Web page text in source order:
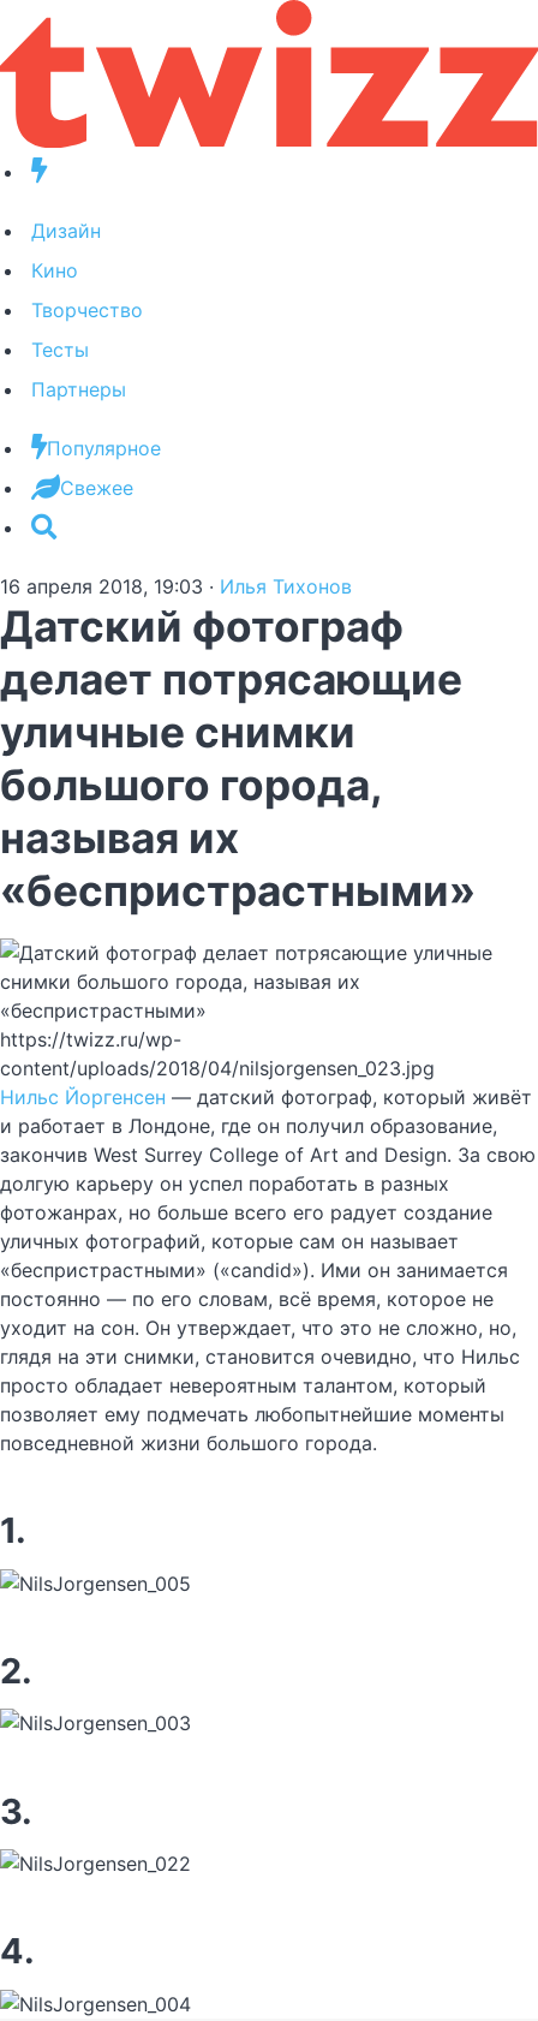
Дизайн
Кино
Творчество
Тесты
Партнеры
Популярное
Свежее
16 апреля 2018, 19:03 · Илья Тихонов
Датский фотограф
делает потрясающие
уличные снимки
большого города,
называя их
«беспристрастными»
https://twizz.ru/wp-
content/uploads/2018/04/nilsjorgensen_023.jpg
Нильс Йоргенсен — датский фотограф, который живёт
и работает в Лондоне, где он получил образование,
закончив West Surrey College of Art and Design. За свою
долгую карьеру он успел поработать в разных
фотожанрах, но больше всего его радует создание
уличных фотографий, которые сам он называет
«беспристрастными» («candid»). Ими он занимается
постоянно — по его словам, всё время, которое не
уходит на сон. Он утверждает, что это не сложно, но,
глядя на эти снимки, становится очевидно, что Нильс
просто обладает невероятным талантом, который
позволяет ему подмечать любопытнейшие моменты
повседневной жизни большого города.
1.
2.
3.
4.